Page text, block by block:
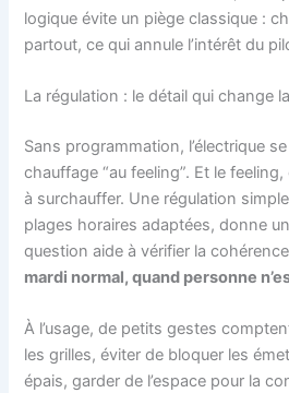
logique évite un piège classique :
partout, ce qui annule l’intérêt du
La régulation : le détail qui change
Sans programmation, l’électrique
chauffage “au feeling”. Et le
à surchauffer. Une régulation
plages horaires adaptées, donne
question aide à vérifier la
mardi normal, quand personne
À l’usage, de petits gestes
les grilles, éviter de bloquer les
épais, garder de l’espace pour la